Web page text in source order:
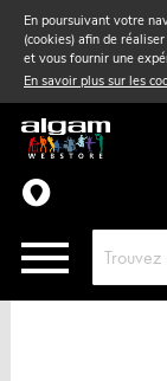
En poursuivant votre
(cookies) afin de
et vous fournir une
En savoir plus sur les
Vent&
Accessoires
Pièces